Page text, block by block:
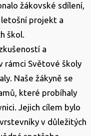
žákovské sdílení,
projekt a
škol.
a
rámci Světové školy
Naše žákyně se
které probíhaly
Jejich cílem bylo
v důležitých